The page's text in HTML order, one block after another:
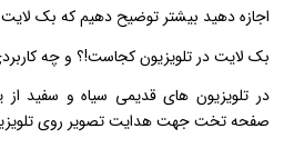
اجازه دهید بیشتر توضیح دهیم که بک
بک لایت در تلویزیون کجاست!؟ و چه
در تلویزیون های قدیمی سیاه و سفید
صفحه تخت جهت هدایت تصویر روی